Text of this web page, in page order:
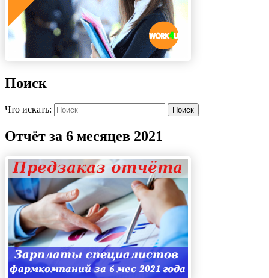
Поиск
Что искать: Поиск
Отчёт за 6 месяцев 2021